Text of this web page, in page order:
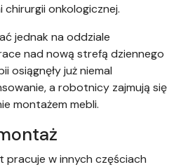
onkologicznej.
jednak na oddziale
nad nową strefą dziennego
osiągnęły już niemal
a robotnicy zajmują się
montażem mebli.
pracuje w innych częściach